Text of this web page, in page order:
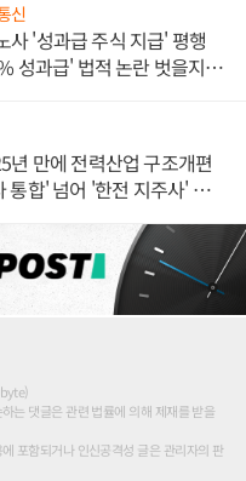
신
사 '성과급 주식 지급' 평행
성과급' 법적 논란 벗을지 주
년 만에 전력산업 구조개편
합' 넘어 '한전 지주사' 재편
는 댓글은 관련 법률에 의해 제재를 받을
포함되거나 인신공격성 글은 관리자의 판